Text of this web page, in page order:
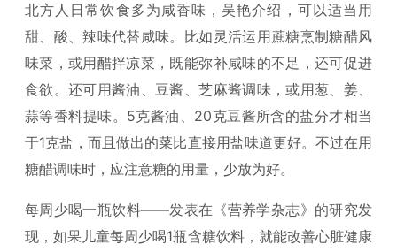
北方人日常饮食多为咸香味，吴艳介绍，可以适当用
甜、酸、辣味代替咸味。比如灵活运用蔗糖烹制糖醋风
味菜，或用醋拌凉菜，既能弥补咸味的不足，还可促进
食欲。还可用酱油、豆酱、芝麻酱调味，或用葱、姜、
蒜等香料提味。5克酱油、20克豆酱所含的盐分才相当
于1克盐，而且做出的菜比直接用盐味道更好。不过在用
糖醋调味时，应注意糖的用量，少放为好。
每周少喝一瓶饮料——发表在《营养学杂志》的研究发
现，如果儿童每周少喝1瓶含糖饮料，就能改善心脏健康